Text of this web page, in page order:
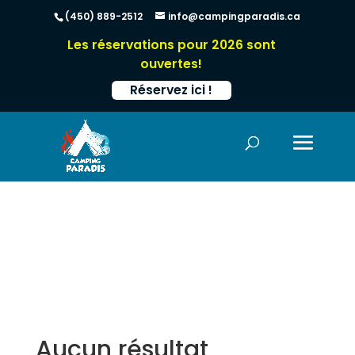
(450) 889-2512 info@campingparadis.ca
Les réservations pour 2026 sont
ouvertes!
Réservez ici !